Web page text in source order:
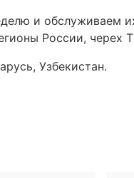
и обслуживаем
России,
Узбекистан.